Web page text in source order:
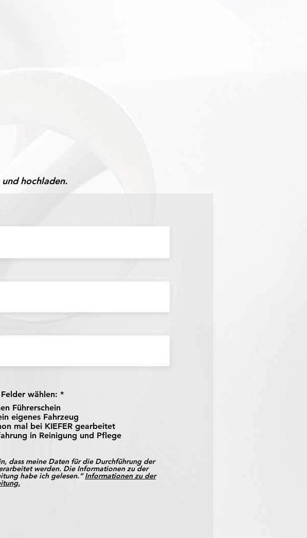
hochladen.
wählen: *P
i
c
h
e
l
d
Führerschein
eigenes Fahrzeug
mal bei KIEFER gearbeitet
in Reinigung und Pflege
dass meine Daten für die Durchführung der
werden. Die Informationen zu der
habe ich gelesen.“Informationen zu der